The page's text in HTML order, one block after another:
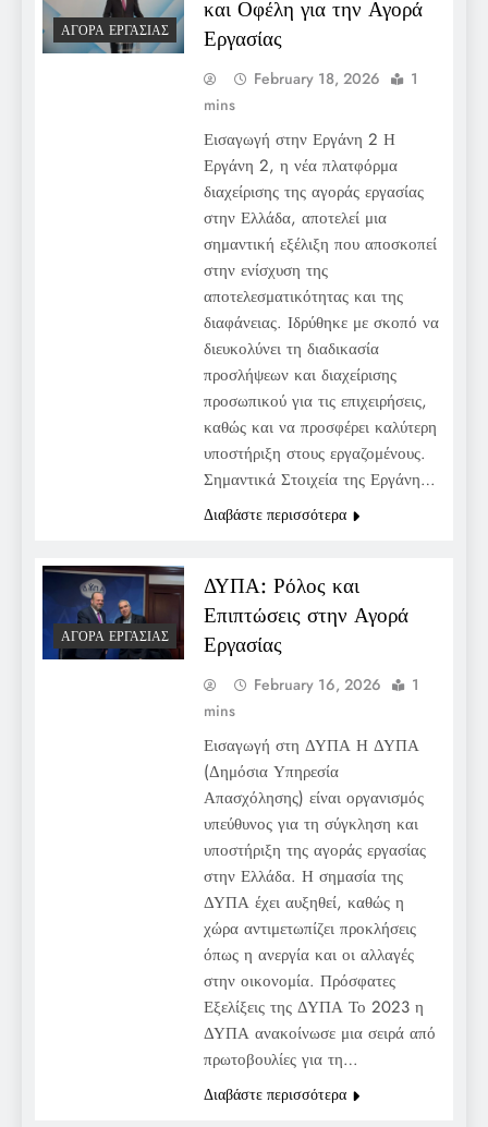
ΑΓΟΡΆ ΕΡΓΑΣΊΑΣ
και Οφέλη για την Αγορά
Εργασίας
February 18, 2026
1
mins
Εισαγωγή στην Εργάνη 2 Η
Εργάνη 2, η νέα πλατφόρμα
διαχείρισης της αγοράς εργασίας
στην Ελλάδα, αποτελεί μια
σημαντική εξέλιξη που αποσκοπεί
στην ενίσχυση της
αποτελεσματικότητας και της
διαφάνειας. Ιδρύθηκε με σκοπό να
διευκολύνει τη διαδικασία
προσλήψεων και διαχείρισης
προσωπικού για τις επιχειρήσεις,
καθώς και να προσφέρει καλύτερη
υποστήριξη στους εργαζομένους.
Σημαντικά Στοιχεία της Εργάνη…
Διαβάστε περισσότερα
ΑΓΟΡΆ ΕΡΓΑΣΊΑΣ
ΔΥΠΑ: Ρόλος και
Επιπτώσεις στην Αγορά
Εργασίας
February 16, 2026
1
mins
Εισαγωγή στη ΔΥΠΑ Η ΔΥΠΑ
(Δημόσια Υπηρεσία
Απασχόλησης) είναι οργανισμός
υπεύθυνος για τη σύγκληση και
υποστήριξη της αγοράς εργασίας
στην Ελλάδα. Η σημασία της
ΔΥΠΑ έχει αυξηθεί, καθώς η
χώρα αντιμετωπίζει προκλήσεις
όπως η ανεργία και οι αλλαγές
στην οικονομία. Πρόσφατες
Εξελίξεις της ΔΥΠΑ Το 2023 η
ΔΥΠΑ ανακοίνωσε μια σειρά από
πρωτοβουλίες για τη…
Διαβάστε περισσότερα